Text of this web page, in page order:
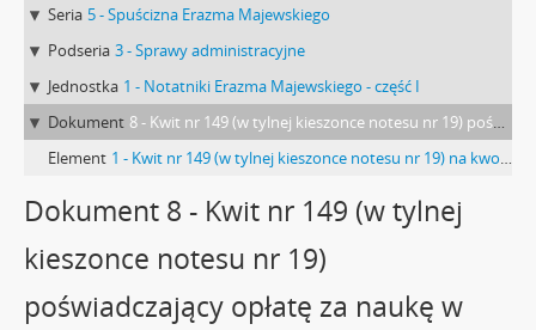
Seria 5 - Spuścizna Erazma Majewskiego
Podseria 3 - Sprawy administracyjne
Jednostka 1 - Notatniki Erazma Majewskiego - część I
Dokument 8 - Kwit nr 149 (w tylnej kieszonce notesu nr 19) poświadczający opłatę za naukę w szkole prywatnej z roku 1875.
Element 1 - Kwit nr 149 (w tylnej kieszonce notesu nr 19) na kwotę 18 rubli srebrem poświadczający opłatę za naukę Erazma Majewskiego w szkole prywatnej z dn. 20.05.1875 r.
Dokument 8 - Kwit nr 149 (w tylnej
kieszonce notesu nr 19)
poświadczający opłatę za naukę w